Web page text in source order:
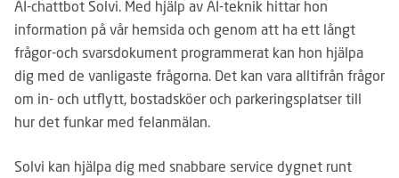
AI-chattbot Solvi. Med hjälp av AI-teknik hittar hon
information på vår hemsida och genom att ha ett långt
frågor-och svarsdokument programmerat kan hon hjälpa
dig med de vanligaste frågorna. Det kan vara alltifrån frågor
om in- och utflytt, bostadsköer och parkeringsplatser till
hur det funkar med felanmälan.
Solvi kan hjälpa dig med snabbare service dygnet runt